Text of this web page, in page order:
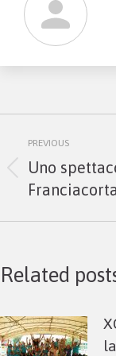
PREVIOUS
Previous
post:
Uno
Related